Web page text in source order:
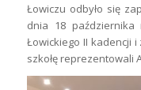
Łowiczu odbyło się
dnia 18 października
Łowickiego II kadencji
szkołę reprezentowali